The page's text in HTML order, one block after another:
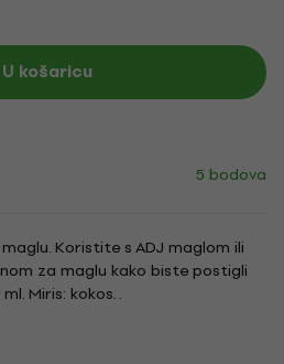
U košaricu
5 bodova
Koristite s ADJ maglom ili
za maglu kako biste postigli
Miris: kokos. .